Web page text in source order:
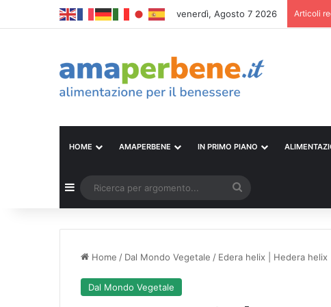
venerdì, Agosto 7 2026 Articoli
HOME AMAPERBENE IN PRIMO PIANO
Barra laterale
per
Home / Dal Mondo Vegetale / Edera helix | Hedera helix
Dal Mondo Vegetale